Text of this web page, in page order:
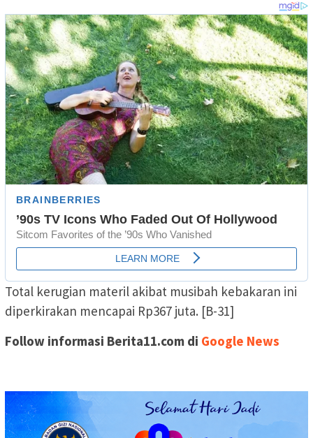
Total kerugian materil akibat musibah kebakaran ini
diperkirakan mencapai Rp367 juta. [B-31]
Follow informasi Berita11.com di Google News